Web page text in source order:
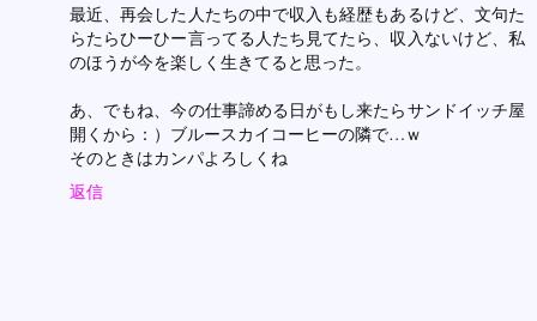
最近、再会した人たちの中で収入も経歴もあるけど、文句た
らたらひーひー言ってる人たち見てたら、収入ないけど、私
のほうが今を楽しく生きてると思った。
あ、でもね、今の仕事諦める日がもし来たらサンドイッチ屋
開くから：）ブルースカイコーヒーの隣で…ｗ
そのときはカンパよろしくね
返信